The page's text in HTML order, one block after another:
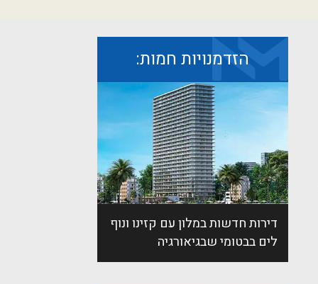
הזדמנויות חמות:
דירות חדשות במלון עם קזינו ונוף
לים בבטומי שבגיאורגיה